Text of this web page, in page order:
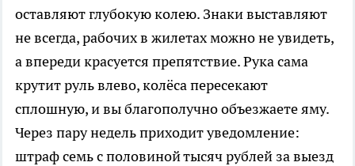
оставляют глубокую колею. Знаки выставляют
не всегда, рабочих в жилетах можно не увидеть,
а впереди красуется препятствие. Рука сама
крутит руль влево, колёса пересекают
сплошную, и вы благополучно объезжаете яму.
Через пару недель приходит уведомление:
штраф семь с половиной тысяч рублей за выезд